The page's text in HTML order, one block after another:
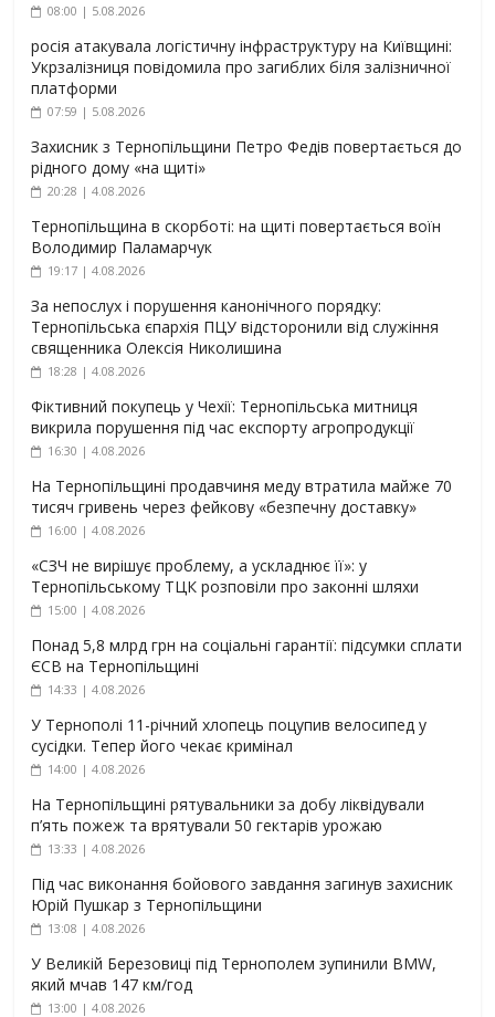
08:00 | 5.08.2026
росія атакувала логістичну інфраструктуру на Київщині:
Укрзалізниця повідомила про загиблих біля залізничної
платформи
07:59 | 5.08.2026
Захисник з Тернопільщини Петро Федів повертається до
рідного дому «на щиті»
20:28 | 4.08.2026
Тернопільщина в скорботі: на щиті повертається воїн
Володимир Паламарчук
19:17 | 4.08.2026
За непослух і порушення канонічного порядку:
Тернопільська єпархія ПЦУ відсторонили від служіння
священника Олексія Николишина
18:28 | 4.08.2026
Фіктивний покупець у Чехії: Тернопільська митниця
викрила порушення під час експорту агропродукції
16:30 | 4.08.2026
На Тернопільщині продавчиня меду втратила майже 70
тисяч гривень через фейкову «безпечну доставку»
16:00 | 4.08.2026
«СЗЧ не вирішує проблему, а ускладнює її»: у
Тернопільському ТЦК розповіли про законні шляхи
15:00 | 4.08.2026
Понад 5,8 млрд грн на соціальні гарантії: підсумки сплати
ЄСВ на Тернопільщині
14:33 | 4.08.2026
У Тернополі 11-річний хлопець поцупив велосипед у
сусідки. Тепер його чекає кримінал
14:00 | 4.08.2026
На Тернопільщині рятувальники за добу ліквідували
п’ять пожеж та врятували 50 гектарів урожаю
13:33 | 4.08.2026
Під час виконання бойового завдання загинув захисник
Юрій Пушкар з Тернопільщини
13:08 | 4.08.2026
У Великій Березовиці під Тернополем зупинили BMW,
який мчав 147 км/год
13:00 | 4.08.2026